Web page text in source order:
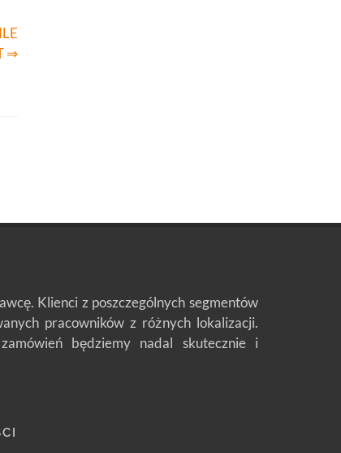
⇒
Klienci z poszczególnych segmentów
pracowników z różnych lokalizacji.
będziemy nadal skutecznie i